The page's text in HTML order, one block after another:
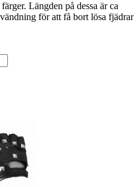
Längden på dessa är ca
för att få bort lösa fjädrar